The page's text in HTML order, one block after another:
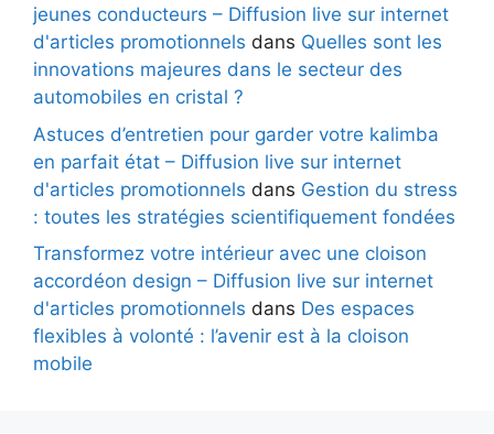
jeunes conducteurs – Diffusion live sur internet
d'articles promotionnels dans Quelles sont les
innovations majeures dans le secteur des
automobiles en cristal ?
Astuces d’entretien pour garder votre kalimba
en parfait état – Diffusion live sur internet
d'articles promotionnels dans Gestion du stress
: toutes les stratégies scientifiquement fondées
Transformez votre intérieur avec une cloison
accordéon design – Diffusion live sur internet
d'articles promotionnels dans Des espaces
flexibles à volonté : l’avenir est à la cloison
mobile